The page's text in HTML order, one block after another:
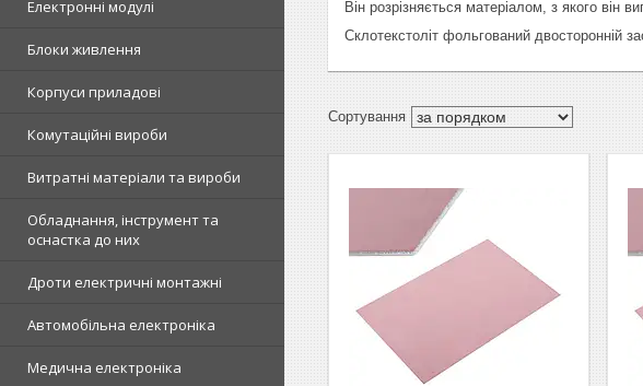
Електронні модулі
Блоки живлення
Корпуси приладові
Комутаційні вироби
Витратні матеріали та вироби
Обладнання, інструмент та
оснастка до них
Дроти електричні монтажні
Автомобільна електроніка
Медична електроніка
Він розрізняється матеріалом, з якого він
Склотекстоліт фольгований двосторонній